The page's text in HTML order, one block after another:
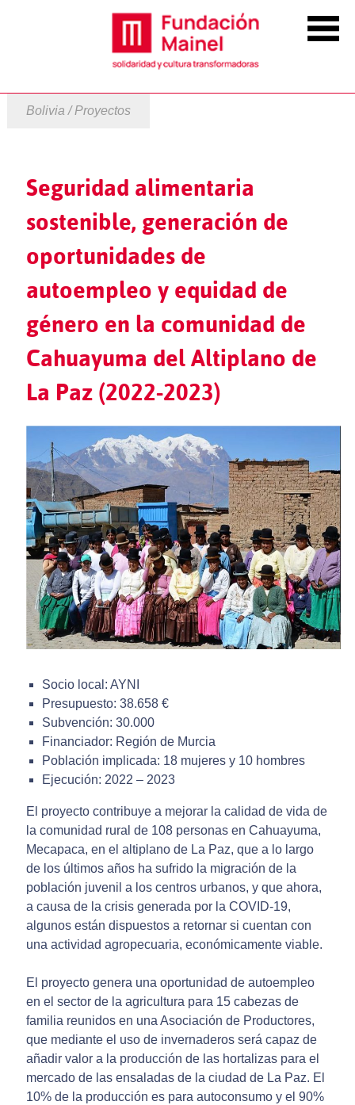
Bolivia / Proyectos
Seguridad alimentaria
sostenible, generación de
oportunidades de
autoempleo y equidad de
género en la comunidad de
Cahuayuma del Altiplano de
La Paz (2022-2023)
Socio local: AYNI
Presupuesto: 38.658 €
Subvención: 30.000
Financiador: Región de Murcia
Población implicada: 18 mujeres y 10 hombres
Ejecución: 2022 – 2023
El proyecto contribuye a mejorar la calidad de vida de
la comunidad rural de 108 personas en Cahuayuma,
Mecapaca, en el altiplano de La Paz, que a lo largo
de los últimos años ha sufrido la migración de la
población juvenil a los centros urbanos, y que ahora,
a causa de la crisis generada por la COVID-19,
algunos están dispuestos a retornar si cuentan con
una actividad agropecuaria, económicamente viable.
El proyecto genera una oportunidad de autoempleo
en el sector de la agricultura para 15 cabezas de
familia reunidos en una Asociación de Productores,
que mediante el uso de invernaderos será capaz de
añadir valor a la producción de las hortalizas para el
mercado de las ensaladas de la ciudad de La Paz. El
10% de la producción es para autoconsumo y el 90%